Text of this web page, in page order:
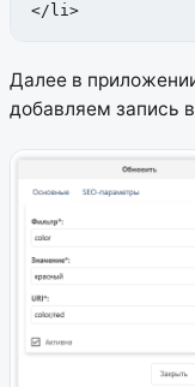
</li>
Далее в
добавляем запись